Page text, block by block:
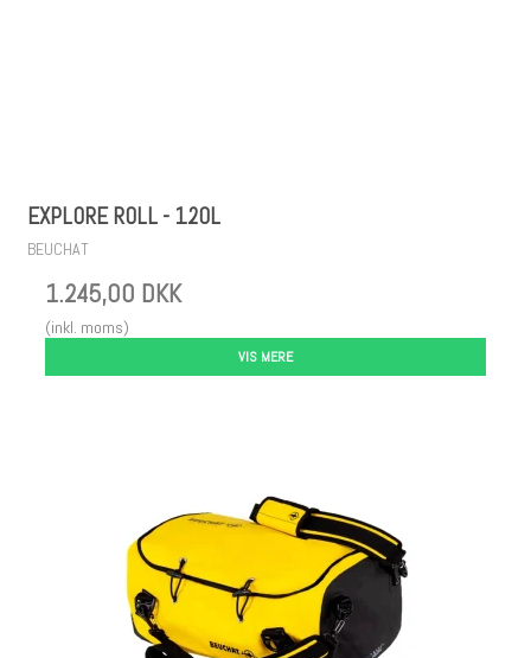
EXPLORE ROLL - 120L
BEUCHAT
1.245,00 DKK
(inkl. moms)
VIS MERE